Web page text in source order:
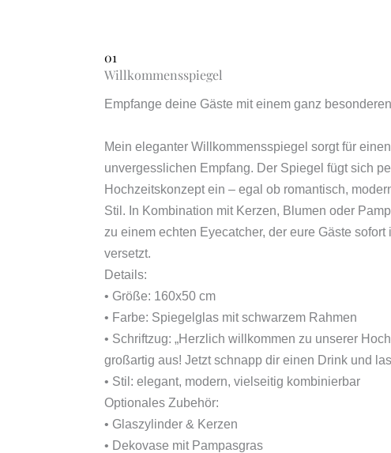
01
Willkommensspiegel
Empfange deine Gäste mit einem ganz
Mein eleganter Willkommensspiegel sorgt für
unvergesslichen Empfang. Der Spiegel fügt sich
Hochzeitskonzept ein – egal ob romantisch,
Stil. In Kombination mit Kerzen, Blumen oder
zu einem echten Eyecatcher, der eure Gäste sofort
versetzt.
Details:
• Größe: 160x50 cm
• Farbe: Spiegelglas mit schwarzem Rahmen
• Schriftzug: „Herzlich willkommen zu unserer
großartig aus! Jetzt schnapp dir einen Drink und
• Stil: elegant, modern, vielseitig kombinierbar
Optionales Zubehör:
• Glaszylinder & Kerzen
• Dekovase mit Pampasgras